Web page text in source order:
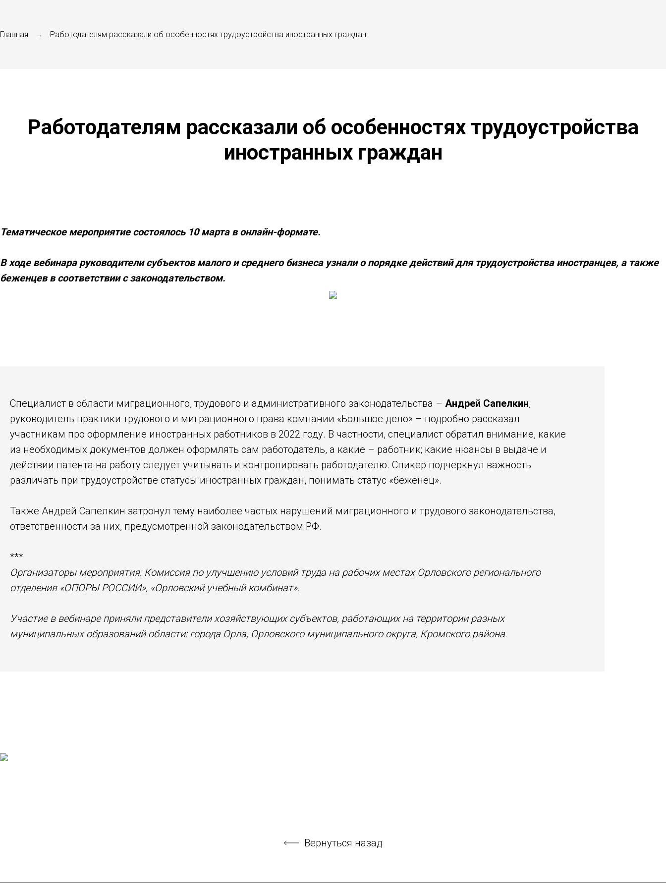
Главная → Работодателям рассказали об особенностях трудоустройства иностранных граждан
Работодателям рассказали об особенностях трудоустройства
иностранных граждан
Тематическое мероприятие состоялось 10 марта в онлайн-формате.
В ходе вебинара руководители субъектов малого и среднего бизнеса узнали о порядке действий для трудоустройства иностранцев, а также
беженцев в соответствии с законодательством.
Специалист в области миграционного, трудового и административного законодательства – Андрей Сапелкин,
руководитель практики трудового и миграционного права компании «Большое дело» – подробно рассказал
участникам про оформление иностранных работников в 2022 году. В частности, специалист обратил внимание, какие
из необходимых документов должен оформлять сам работодатель, а какие – работник; какие нюансы в выдаче и
действии патента на работу следует учитывать и контролировать работодателю. Спикер подчеркнул важность
различать при трудоустройстве статусы иностранных граждан, понимать статус «беженец».
Также Андрей Сапелкин затронул тему наиболее частых нарушений миграционного и трудового законодательства,
ответственности за них, предусмотренной законодательством РФ.
***
Организаторы мероприятия: Комиссия по улучшению условий труда на рабочих местах Орловского регионального
отделения «ОПОРЫ РОССИИ», «Орловский учебный комбинат».
Участие в вебинаре приняли представители хозяйствующих субъектов, работающих на территории разных
муниципальных образований области: города Орла, Орловского муниципального округа, Кромского района.
Вернуться назад